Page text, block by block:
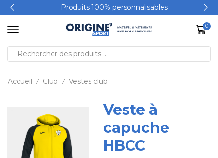
Produits 100% personnalisables
0
Accueil / Club / Vestes club
Veste à
capuche
HBCC